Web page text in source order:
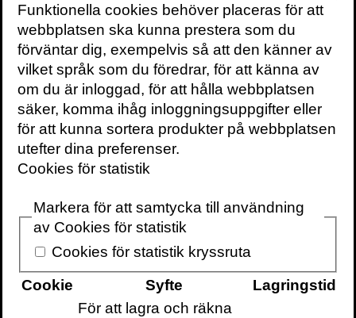
till din inbox
KONTAKTA OSS
Volante
Stora Nygatan 7
SE-111 27 Stockholm
+46(0) 8 702 15 19
info@volante.se
Fler kontaktuppgifter
Cookieinställningar
Funktionella cookies behöver placeras för att
webbplatsen ska kunna prestera som du
förväntar dig, exempelvis så att den känner av
vilket språk som du föredrar, för att känna av
om du är inloggad, för att hålla webbplatsen
säker, komma ihåg inloggningsuppgifter eller
för att kunna sortera produkter på webbplatsen
utefter dina preferenser.
Cookies för statistik
Markera för att samtycka till användning
av Cookies för statistik
Cookies för statistik kryssruta
Cookie
Syfte Lagringstid
För att lagra och räkna